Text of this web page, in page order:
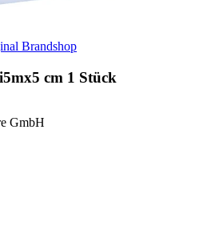
Brandshop
cm 1 Stück
GmbH